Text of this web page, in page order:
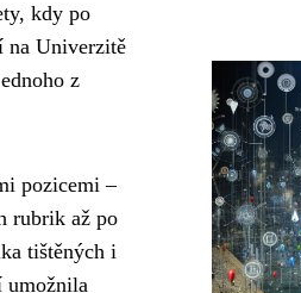
kdy po
na Univerzitě
z
pozicemi –
rubrik až po
tištěných i
umožnila